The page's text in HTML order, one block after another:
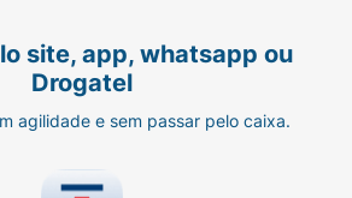
ao dia,
com água.
em horários regulares para
site, app, whatsapp ou
Drogatel
agilidade e sem passar pelo caixa.